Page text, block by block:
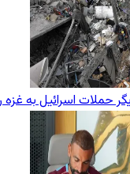
حملات اسرائیل به غزه